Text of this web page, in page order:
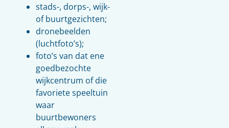
stads-, dorps-, wijk-
of buurtgezichten;
dronebeelden
(luchtfoto’s);
foto’s van dat ene
goedbezochte
wijkcentrum of die
favoriete speeltuin
waar
buurtbewoners